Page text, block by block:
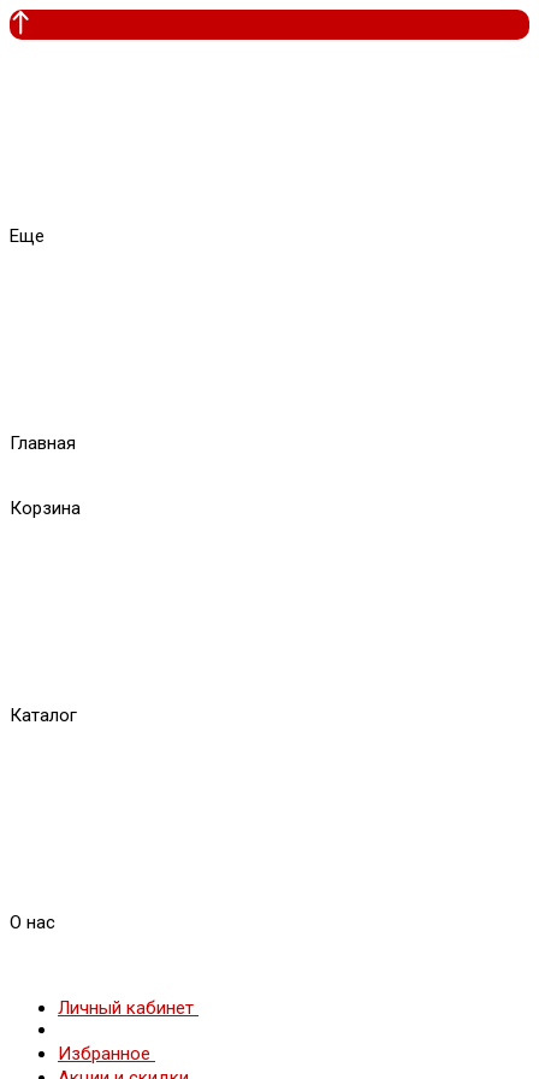
Еще
Главная
Корзина
Каталог
О нас
Личный кабинет
Избранное